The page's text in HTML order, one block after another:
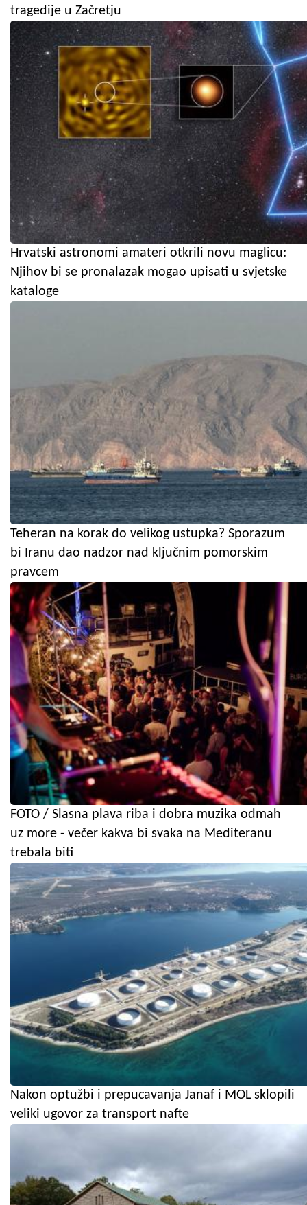
tragedije u Začretju
Hrvatski astronomi amateri otkrili novu maglicu:
Njihov bi se pronalazak mogao upisati u svjetske
kataloge
Teheran na korak do velikog ustupka? Sporazum
bi Iranu dao nadzor nad ključnim pomorskim
pravcem
FOTO / Slasna plava riba i dobra muzika odmah
uz more - večer kakva bi svaka na Mediteranu
trebala biti
Nakon optužbi i prepucavanja Janaf i MOL sklopili
veliki ugovor za transport nafte